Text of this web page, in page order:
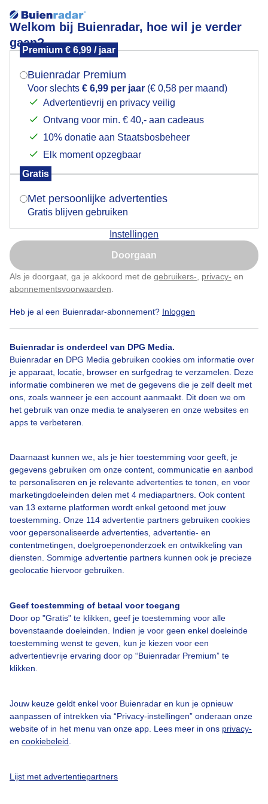
Welkom bij Buienradar, hoe wil je verder
gaan?
Premium € 6,99 / jaar
Buienradar Premium
Voor slechts € 6,99 per jaar (€ 0,58 per maand)
Advertentievrij en privacy veilig
Ontvang voor min. € 40,- aan cadeaus
10% donatie aan Staatsbosbeheer
Elk moment opzegbaar
Gratis
Met persoonlijke advertenties
Gratis blijven gebruiken
Instellingen
Doorgaan
Als je doorgaat, ga je akkoord met de gebruikers- privacy- en
abonnementsvoorwaarden
Heb je al een Buienradar-abonnement? Inloggen
Buienradar is onderdeel van DPG Media.
Buienradar en DPG Media gebruiken cookies om informatie over
je apparaat, locatie, browser en surfgedrag te verzamelen. Deze
informatie combineren we met de gegevens die je zelf deelt met
ons, zoals wanneer je een account aanmaakt. Dit doen we om
het gebruik van onze media te analyseren en onze websites en
apps te verbeteren.
Daarnaast kunnen we, als je hier toestemming voor geeft, je
gegevens gebruiken om onze content, communicatie en aanbod
te personaliseren en je relevante advertenties te tonen, en voor
marketingdoeleinden delen met 4 mediapartners. Ook content
van 13 externe platformen wordt enkel getoond met jouw
toestemming. Onze 114 advertentie partners gebruiken cookies
voor gepersonaliseerde advertenties, advertentie- en
contentmetingen, doelgroepenonderzoek en ontwikkeling van
diensten. Sommige advertentie partners kunnen ook je precieze
geolocatie hiervoor gebruiken.
Geef toestemming of betaal voor toegang
Door op "Gratis" te klikken, geef je toestemming voor alle
bovenstaande doeleinden. Indien je voor geen enkel doeleinde
toestemming wenst te geven, kun je kiezen voor een
advertentievrije ervaring door op “Buienradar Premium” te
klikken.
Jouw keuze geldt enkel voor Buienradar en kun je opnieuw
aanpassen of intrekken via “Privacy-instellingen” onderaan onze
website of in het menu van onze app. Lees meer in ons privacy-
en cookiebeleid
Lijst met advertentiepartners
prachtige zonsopkomst in de mist in Oostum
Door: Johanna Varner Gemaakt: 06-09-2025, 19x bekeken
Een moment geduld aub...
Over Buienradar
Bedrijfsgegevens
Veelgestelde vragen
Contact
Gebruikersvoorwaarden
Adverteren
Buienradar Team
Privacy beleid
Privacy instellingen
Gratis weerdata
Buienradar
Mogen we je locatie gebruiken voor het
Indien je hier nog geen akkoord op hebt gegeven,
verschijnt er zo een pop-up uit je browser waarin
Is goed, toon de popup
Nu niet, misschien later
Klik hierom dit aan te passen